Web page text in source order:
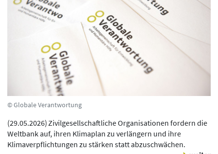
© Globale Verantwortung
(29.05.2026)Zivilgesellschaftliche Organisationen fordern die
Weltbank auf, ihren Klimaplan zu verlängern und ihre
Klimaverpflichtungen zu stärken statt abzuschwächen.